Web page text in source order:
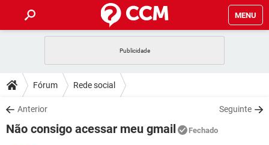
MENU
CELULAR
OUTLOOK
INSTAGRAM GMAIL
DICAS
JOGOS
DOWNLOADS
JOGOS WHATSAPP
Fórum Rede social
Anterior Seguinte
Não consigo acessar meu gmail Fechado